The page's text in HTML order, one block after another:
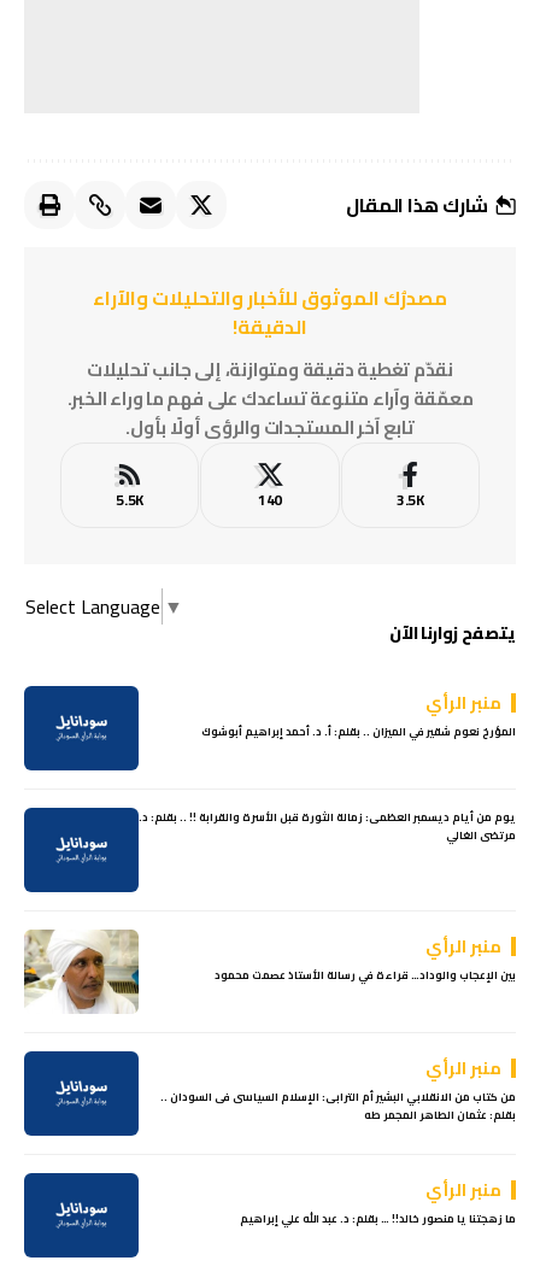
شارك هذا المقال
مصدرُك الموثوق للأخبار والتحليلات والآراء
الدقيقة!
نقدّم تغطية دقيقة ومتوازنة، إلى جانب تحليلات
معمّقة وآراء متنوعة تساعدك على فهم ما وراء الخبر.
تابع آخر المستجدات والرؤى أولًا بأول.
3.5K
140
5.5K
Select Language ▼
يتصفح زوارنا الآن
منبر الرأي
المؤرخ نعوم شقير في الميزان .. بقلم: أ. د. أحمد إبراهيم أبوشوك
يوم من أيام ديسمبر العظمى: زمالة الثورة قبل الأسرة والقرابة !! .. بقلم: د.
مرتضى الغالي
منبر الرأي
بين الإعجاب والوداد… قراءة في رسالة الأستاذ عصمت محمود
منبر الرأي
من كتاب من الانقلابي البشير أم الترابى: الإسلام السياسى فى السودان ..
بقلم: عثمان الطاهر المجمر طه
منبر الرأي
ما زهجتنا يا منصور خالد!! … بقلم: د. عبد الله علي إبراهيم